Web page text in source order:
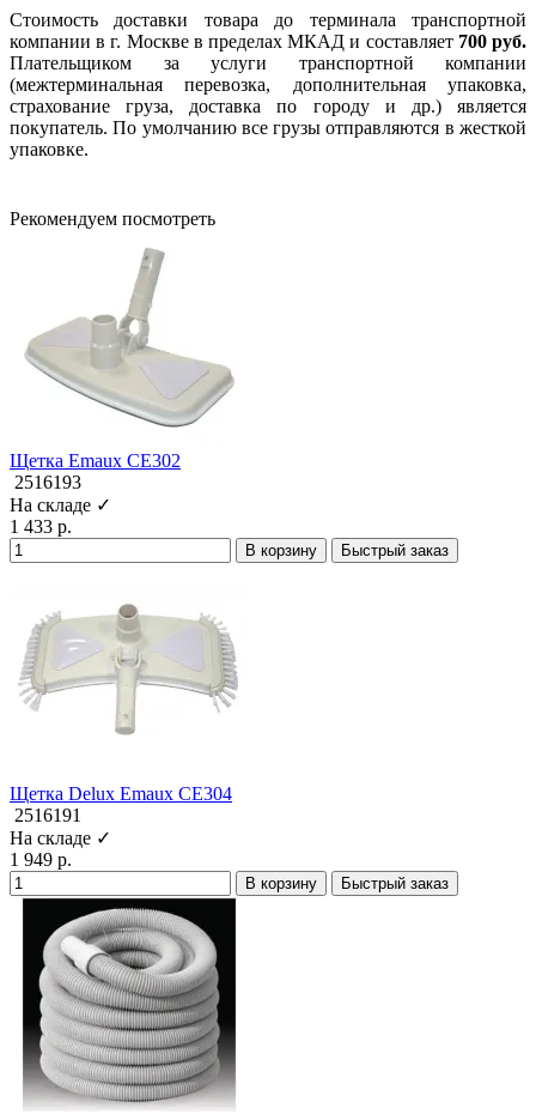
Стоимость доставки товара до терминала транспортной
компании в г. Москве в пределах МКАД и составляет 700 руб.
Плательщиком за услуги транспортной компании
(межтерминальная перевозка, дополнительная упаковка,
страхование груза, доставка по городу и др.) является
покупатель. По умолчанию все грузы отправляются в жесткой
упаковке.
Рекомендуем посмотреть
Щетка Emaux CE302
2516193
На складе ✓
1 433 р.
В корзину Быстрый заказ
Щетка Delux Emaux CE304
2516191
На складе ✓
1 949 р.
В корзину Быстрый заказ